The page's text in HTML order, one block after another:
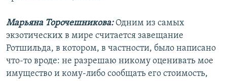
Марьяна Торочешникова:Одним из самых
экзотических в мире считается завещание
Ротшильда, в котором, в частности, было написано
что-то вроде: не разрешаю никому оценивать мое
имущество и кому-либо сообщать его стоимость,